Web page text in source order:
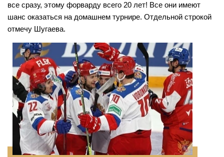
все сразу, этому форварду всего 20 лет! Все они имеют
шанс оказаться на домашнем турнире. Отдельной строкой
отмечу Шугаева.